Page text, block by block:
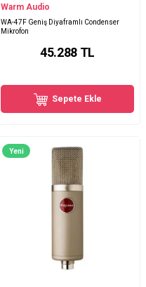
Warm Audio
WA-47F Geniş Diyaframlı Condenser
Mikrofon
45.288TL
Sepete Ekle
Yeni